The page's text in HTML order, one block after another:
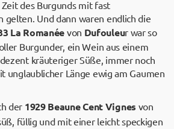
des Burgunds mit fast
gelten. Und dann waren endlich die
La Romanée von Dufouleur war so
Burgunder, ein Wein aus einem
kräuteriger Süße, immer noch
unglaublicher Länge ewig am Gaumen
der 1929 Beaune Cent Vignes von
füllig und mit einer leicht speckigen